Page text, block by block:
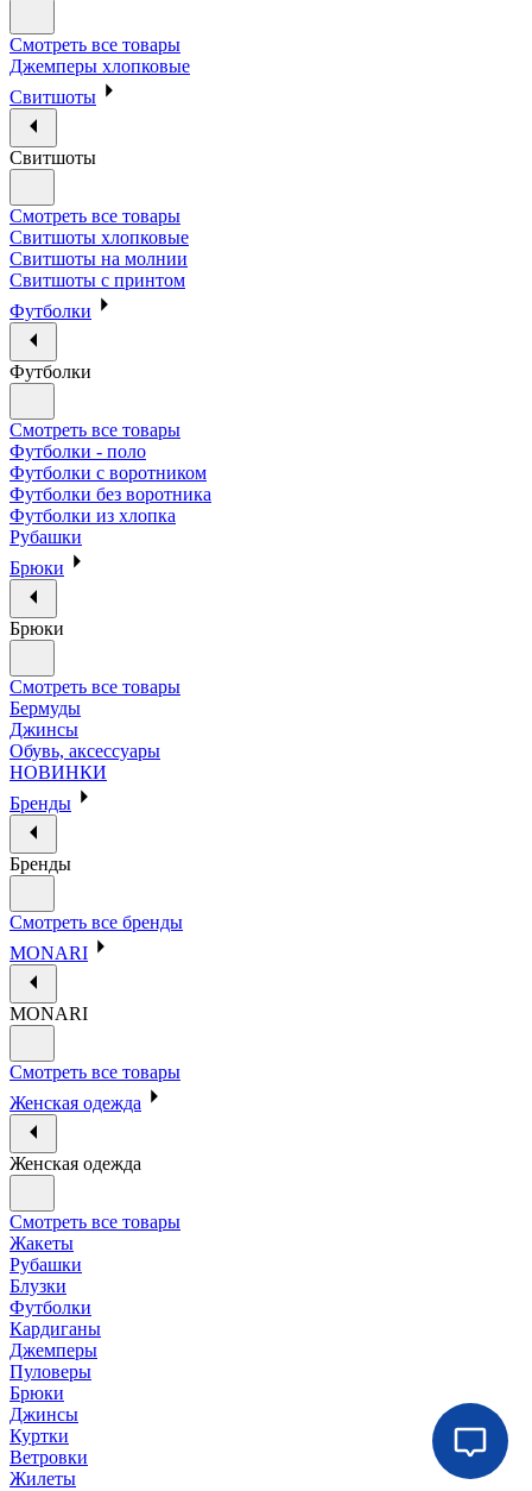
Смотреть все товары
Джемперы хлопковые
Свитшоты
Свитшоты
Смотреть все товары
Свитшоты хлопковые
Свитшоты на молнии
Свитшоты с принтом
Футболки
Футболки
Смотреть все товары
Футболки - поло
Футболки с воротником
Футболки без воротника
Футболки из хлопка
Рубашки
Брюки
Брюки
Смотреть все товары
Бермуды
Джинсы
Обувь, аксессуары
НОВИНКИ
Бренды
Бренды
Смотреть все бренды
MONARI
MONARI
Смотреть все товары
Женская одежда
Женская одежда
Смотреть все товары
Жакеты
Рубашки
Блузки
Футболки
Кардиганы
Джемперы
Пуловеры
Брюки
Джинсы
Куртки
Ветровки
Жилеты